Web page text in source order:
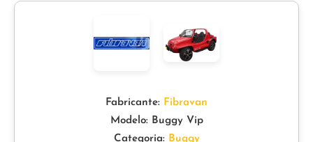
Fabricante: Fibravan
Modelo: Buggy Vip
Categoria: Buggy